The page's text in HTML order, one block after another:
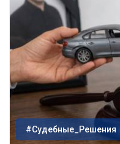
#Судебные_Решения